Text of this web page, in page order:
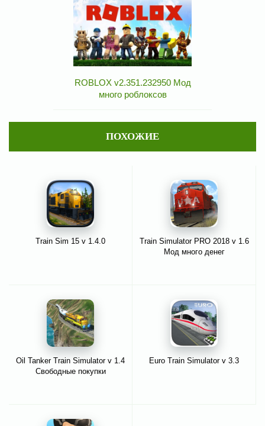
ROBLOX v2.351.232950 Мод
много роблоксов
ПОХОЖИЕ
Train Sim 15 v 1.4.0
Train Simulator PRO 2018 v 1.6
Мод много денег
Oil Tanker Train Simulator v 1.4
Свободные покупки
Euro Train Simulator v 3.3